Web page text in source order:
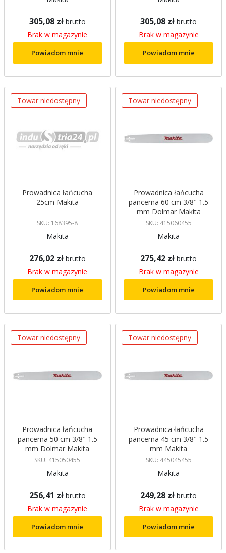
305,08 zł brutto
Brak w magazynie
Powiadom mnie
305,08 zł brutto
Brak w magazynie
Powiadom mnie
Towar niedostępny
Prowadnica łańcucha
25cm Makita
SKU: 168395-8
Makita
276,02 zł brutto
Brak w magazynie
Powiadom mnie
Towar niedostępny
Prowadnica łańcucha
pancerna 60 cm 3/8" 1.5
mm Dolmar Makita
SKU: 415060455
Makita
275,42 zł brutto
Brak w magazynie
Powiadom mnie
Towar niedostępny
Prowadnica łańcucha
pancerna 50 cm 3/8" 1.5
mm Dolmar Makita
SKU: 415050455
Makita
256,41 zł brutto
Brak w magazynie
Powiadom mnie
Towar niedostępny
Prowadnica łańcucha
pancerna 45 cm 3/8" 1.5
mm Makita
SKU: 445045455
Makita
249,28 zł brutto
Brak w magazynie
Powiadom mnie